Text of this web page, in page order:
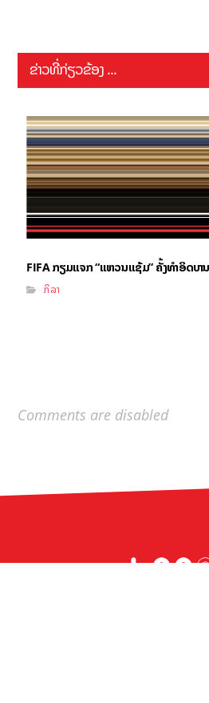
ຂ່າວທີ່ກ່ຽວຂ້ອງ ...
FIFA ກຽມແຈກ “ແຫວນແຊ້ມ” ຄັ້ງທຳອິດບ
ກິລາ
Comments are disabled